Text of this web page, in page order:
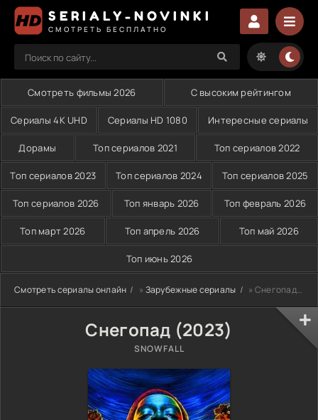
SERIALY-NOVINKI
СМОТРЕТЬ БЕСПЛАТНО
Смотреть фильмы 2026 С высоким рейтингом
Сериалы 4K UHD Сериалы HD 1080 Интересные сериалы
Дорамы Топ сериалов 2021 Топ сериалов 2022
Топ сериалов 2023 Топ сериалов 2024 Топ сериалов 2025
Топ сериалов 2026 Топ январь 2026 Топ февраль 2026
Топ март 2026 Топ апрель 2026 Топ май 2026
Топ июнь 2026
Смотреть сериалы онлайн » Зарубежные сериалы » Снегопад (2023)
Снегопад (2023)
SNOWFALL